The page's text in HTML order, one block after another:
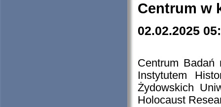
Centrum w
02.02.2025
Centrum Badań
Instytutem
Żydowskich
Holocaust